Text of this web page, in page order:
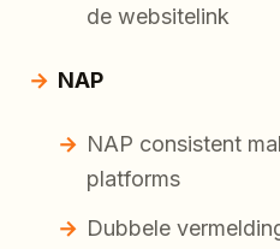
de websitelink
NAP
NAP consistent
platforms
Dubbele